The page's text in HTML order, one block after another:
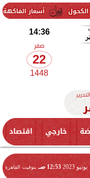
أسعار الفاكهة اليوم الجمعة 7 أغسطس 2026 في الأسواق..
14:36
صفر
22
1448
خارجي اقتصاد
12:53 صـ بتوقيت القاهرة